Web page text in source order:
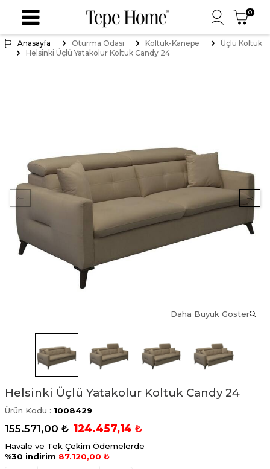
0
Anasayfa Oturma Odası Koltuk-Kanepe
Üçlü Koltuk
Helsinki Üçlü Yatakolur Koltuk Candy 24
Daha Büyük Göster
Helsinki Üçlü Yatakolur Koltuk Candy 24
Ürün Kodu : 1008429
155.571,00₺ 124.457,14 ₺
Havale ve Tek Çekim Ödemelerde
%30 indirim 87.120,00 ₺